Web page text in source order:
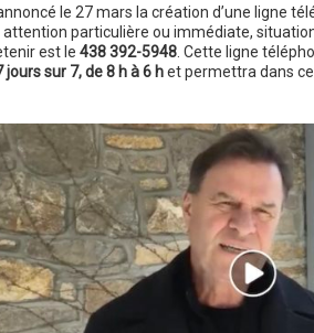
le 27 mars la création d’une ligne
particulière ou immédiate,
est le 438 392-5948. Cette ligne
jours sur 7, de 8 h à 6 het permettra dans